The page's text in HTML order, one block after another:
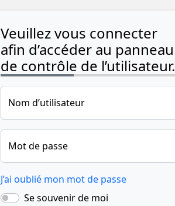
Veuillez vous connecter
afin d’accéder au panneau
de contrôle de l’utilisateur.
Nom d’utilisateur
Mot de passe
J’ai oublié mon mot de passe
Se souvenir de moi